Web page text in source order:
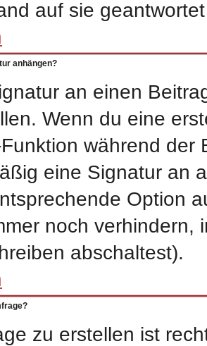
auf sie
anhängen?
an einen
Wenn du eine
während der
eine Signatur an
Option
noch verhindern,
abschaltest).
zu erstellen ist